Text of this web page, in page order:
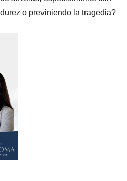
o previniendo la tragedia?